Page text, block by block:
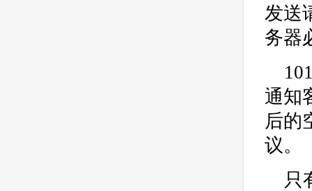
发送
务器
通知
后的
议。
只